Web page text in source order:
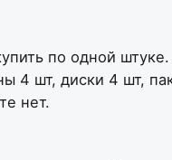
по одной штуке.
4 шт, диски 4 шт,
нет.